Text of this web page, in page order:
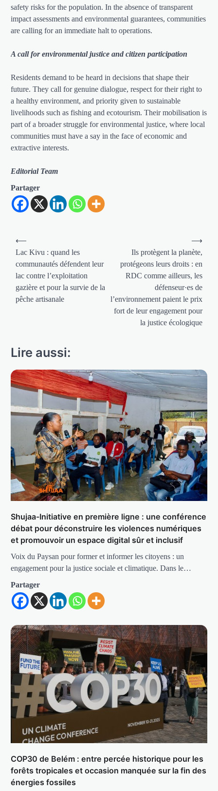
safety risks for the population. In the absence of transparent
impact assessments and environmental guarantees, communities
are calling for an immediate halt to operations.
A call for environmental justice and citizen participation
Residents demand to be heard in decisions that shape their
future. They call for genuine dialogue, respect for their right to
a healthy environment, and priority given to sustainable
livelihoods such as fishing and ecotourism. Their mobilisation is
part of a broader struggle for environmental justice, where local
communities must have a say in the face of economic and
extractive interests.
Editorial Team
Partager
Navigation
de
l’article
⟵
Lac Kivu : quand les
communautés défendent leur
lac contre l’exploitation
gazière et pour la survie de la
pêche artisanale
Ils protègent la planète,
protégeons leurs droits : en
RDC comme ailleurs, les
défenseur·es de
l’environnement paient le prix
fort de leur engagement pour
la justice écologique
⟶
Lire aussi:
Shujaa-Initiative en première ligne : une conférence
débat pour déconstruire les violences numériques
et promouvoir un espace digital sûr et inclusif
Voix du Paysan pour former et informer les citoyens : un
engagement pour la justice sociale et climatique. Dans le…
Partager
COP30 de Belém : entre percée historique pour les
forêts tropicales et occasion manquée sur la fin des
énergies fossiles